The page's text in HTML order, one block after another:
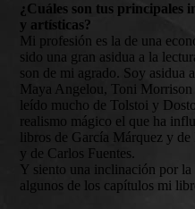
¿Cuáles son tus principales
y artísticas?
Mi profesión es la de una
sido una gran asidua a la
son de mi agrado. Soy asidua
Maya Angelou, Toni
leído mucho de Tolstoi y
realismo mágico el que ha
libros de García Márquez y
y de Carlos Fuentes.
Y siento una inclinación por
algunos de los capítulos mi